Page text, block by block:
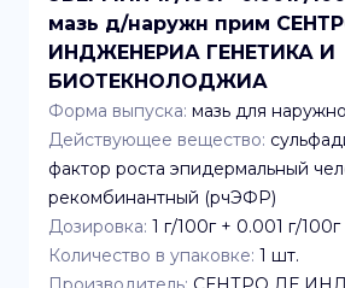
мазь д/наружн прим
ИНДЖЕНЕРИА ГЕНЕТИКА И
БИОТЕКНОЛОДЖИА
Форма выпуска: мазь для
Действующее вещество:
фактор роста эпидермальный
рекомбинантный (рчЭФР)
Дозировка: 1 г/100г + 0.001 г/100г
Количество в упаковке: 1 шт.